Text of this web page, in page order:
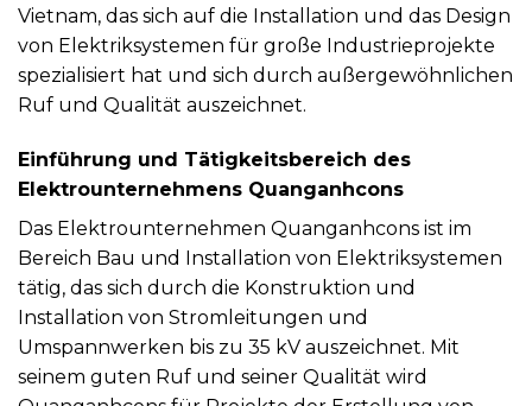
Vietnam, das sich auf die Installation und das Design
von Elektriksystemen für große Industrieprojekte
spezialisiert hat und sich durch außergewöhnlichen
Ruf und Qualität auszeichnet.
Einführung und Tätigkeitsbereich des
Elektrounternehmens Quanganhcons
Das Elektrounternehmen Quanganhcons ist im
Bereich Bau und Installation von Elektriksystemen
tätig, das sich durch die Konstruktion und
Installation von Stromleitungen und
Umspannwerken bis zu 35 kV auszeichnet. Mit
seinem guten Ruf und seiner Qualität wird